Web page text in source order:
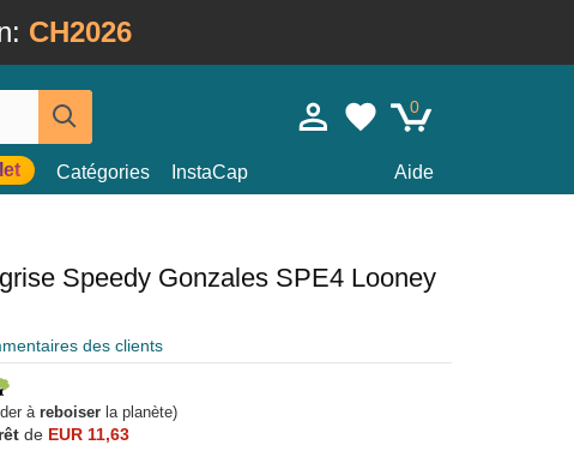
CH2026
0
Catégories InstaCap Aide
Speedy Gonzales SPE4 Looney
des clients
à reboiser la planète)
de EUR 11,63